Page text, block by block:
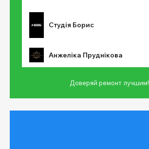
Студія Борис
Анжеліка Пруднікова
Доверяй ремонт лучшим!